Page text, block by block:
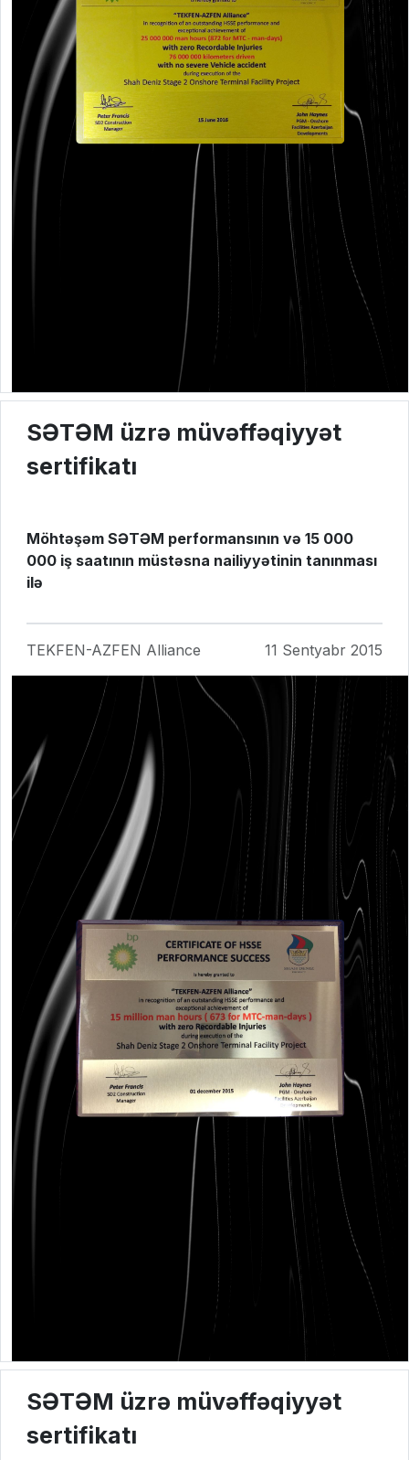
SƏTƏM üzrə müvəffəqiyyət
sertifikatı
Möhtəşəm SƏTƏM performansının və 15 000
000 iş saatının müstəsna nailiyyətinin tanınması
ilə
TEKFEN-AZFEN Alliance 11 Sentyabr 2015
SƏTƏM üzrə müvəffəqiyyət
sertifikatı